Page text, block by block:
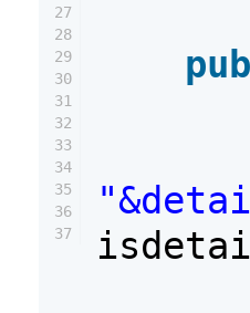
27
28
29
30
31
32
33
34
35
36
37